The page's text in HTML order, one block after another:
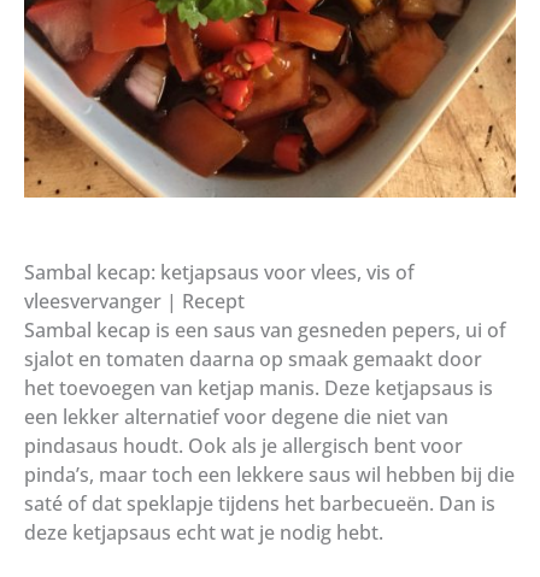
Sambal kecap: ketjapsaus voor vlees, vis of
vleesvervanger | Recept
Sambal kecap is een saus van gesneden pepers, ui of
sjalot en tomaten daarna op smaak gemaakt door
het toevoegen van ketjap manis. Deze ketjapsaus is
een lekker alternatief voor degene die niet van
pindasaus houdt. Ook als je allergisch bent voor
pinda’s, maar toch een lekkere saus wil hebben bij die
saté of dat speklapje tijdens het barbecueën. Dan is
deze ketjapsaus echt wat je nodig hebt.